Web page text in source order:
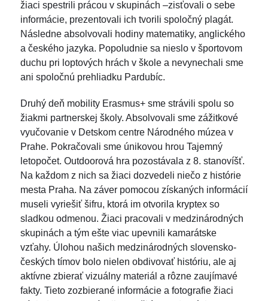
žiaci spestrili prácou v skupinách –zisťovali o sebe
informácie, prezentovali ich tvorili spoločný plagát.
Následne absolvovali hodiny matematiky, anglického
a českého jazyka. Popoludnie sa nieslo v športovom
duchu pri loptových hrách v škole a nevynechali sme
ani spoločnú prehliadku Pardubíc.
Druhý deň mobility Erasmus+ sme strávili spolu so
žiakmi partnerskej školy. Absolvovali sme zážitkové
vyučovanie v Detskom centre Národného múzea v
Prahe. Pokračovali sme únikovou hrou Tajemný
letopočet. Outdoorová hra pozostávala z 8. stanovíšť.
Na každom z nich sa žiaci dozvedeli niečo z histórie
mesta Praha. Na záver pomocou získaných informácií
museli vyriešiť šifru, ktorá im otvorila kryptex so
sladkou odmenou. Žiaci pracovali v medzinárodných
skupinách a tým ešte viac upevnili kamarátske
vzťahy. Úlohou našich medzinárodných slovensko-
českých tímov bolo nielen obdivovať históriu, ale aj
aktívne zbierať vizuálny materiál a rôzne zaujímavé
fakty. Tieto zozbierané informácie a fotografie žiaci